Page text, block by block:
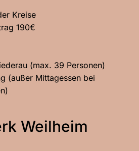
Kreise
190€
(max. 39 Personen)
(außer Mittagessen bei
Weilheim